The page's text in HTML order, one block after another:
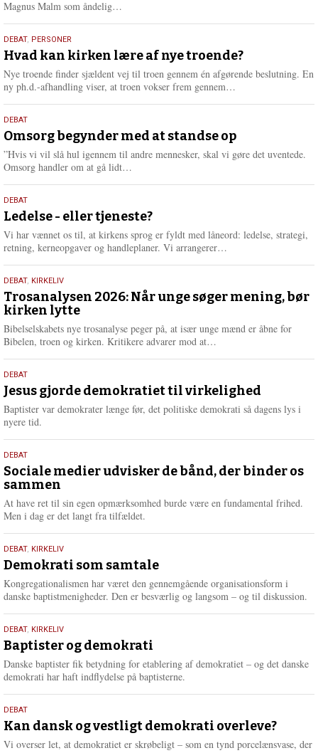
Magnus Malm som åndelig…
e
r
e
25.
juli
2026
DEBAT, PERSONER
Hvad kan kirken lære af nye troende?
Nye troende finder sjældent vej til troen gennem én afgørende beslutning. En
ny ph.d.-afhandling viser, at troen vokser frem gennem…
e
r
e
9.
juli
2026
DEBAT
Omsorg begynder med at standse op
”Hvis vi vil slå hul igennem til andre mennesker, skal vi gøre det uventede.
Omsorg handler om at gå lidt…
e
r
e
10.
juni
2026
DEBAT
Ledelse - eller tjeneste?
Vi har vænnet os til, at kirkens sprog er fyldt med låneord: ledelse, strategi,
retning, kerneopgaver og handleplaner. Vi arrangerer…
e
2.
juni
2026
DEBAT, KIRKELIV
Trosanalysen 2026: Når unge søger mening, bør
kirken lytte
Bibelselskabets nye trosanalyse peger på, at især unge mænd er åbne for
Bibelen, troen og kirken. Kritikere advarer mod at…
e
r
e
18.
maj
2026
DEBAT
Jesus gjorde demokratiet til virkelighed
Baptister var demokrater længe før, det politiske demokrati så dagens lys i
nyere tid.
18.
maj
2026
DEBAT
Sociale medier udvisker de bånd, der binder os
sammen
At have ret til sin egen opmærksomhed burde være en fundamental frihed.
Men i dag er det langt fra tilfældet.
18.
maj
2026
DEBAT, KIRKELIV
Demokrati som samtale
Kongregationalismen har været den gennemgående organisationsform i
danske baptistmenigheder. Den er besværlig og langsom – og til diskussion.
18.
maj
2026
DEBAT, KIRKELIV
Baptister og demokrati
Danske baptister fik betydning for etablering af demokratiet – og det danske
demokrati har haft indflydelse på baptisterne.
18.
maj
2026
DEBAT
Kan dansk og vestligt demokrati overleve?
Vi overser let, at demokratiet er skrøbeligt – som en tynd porcelænsvase, der